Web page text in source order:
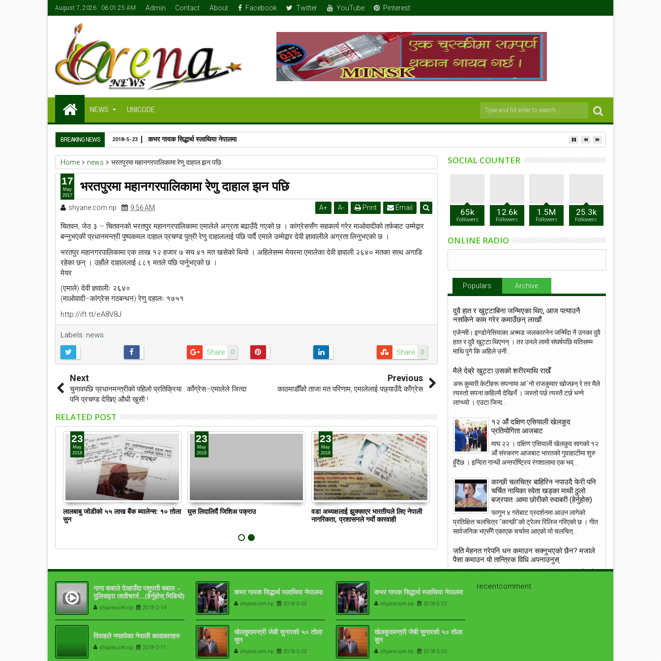
August 7, 2026 06:01:26 AM Admin Contact About Facebook Twitter YouTube Pinterest
NEWS UNICODE
BREAKING NEWS कभर गायक सिद्धार्थ स्लाथिया नेपालमा
2018-5-23
Home news भरतपुरमा महानगरपालिकामा रेणु दाहाल झन पछि
भरतपुरमा महानगरपालिकामा रेणु दाहाल झन पछि
shyane.com.np 9:56 AM A+ A- Print Email
चितवन, जेठ ३ – चितवनको भरतपुर महानगरपालिकामा एमालेले अग्रता बढाउँदै गएको छ । कांग्रेससँग सहकार्य गरेर माओवादीको तर्फबाट उम्मेद्वार
बन्नुभएकी प्रधानमन्त्री पुष्पकमल दाहाल प्रचण्ड पुत्री रेणु दाहाललाई पछि पार्दै एमाले उम्मेद्वार देवी ज्ञावालीले अग्रता लिनुभएको छ ।
भरतपुर महानगरपालिकामा एक लाख १२ हजार ७ सय ४१ मत खसेको थियो । अहिलेसम्म मेयरमा एमालेका देवी ज्ञवाली २६४० मतका साथ अगाडि
रहेका छन् । उहाँले दाहाललाई ८८९ मतले पछि पार्नुभएको छ ।
मेयर
(एमाले) देवी ज्ञवालीः २६४०
(माओवादी–कांग्रेस गठबन्धन) रेणु दहालः १७५१
http://ift.tt/eA8V8J
Labels: news
0
Share 0
Share
17
May
2017
Next
चुनावपछि प्रधानमन्त्रीको पहिलो प्रतिक्रिया : काँग्रेस–एमालेले जित्दा
पनि प्रचण्ड देखिए औधी खुसी !
Previous
काठमाडौँको ताजा मत परिणाम, एमालेलाई पछ्याउँदै काँग्रेस
RELATED POST
23
May
2018
लालबाबु जोडीको ५५ लाख बैंक ब्यालेन्स: १० तोला
सुन
23
May
2018
घुस लिदालिदैं जिशिअ पक्राउ
23
May
2018
वडा अध्यक्षलाई झुक्काएर भारतीयले लिए नेपाली
नागरिकता, प्रशासनले गर्याे कारवाही
23
2018
कांग्रेस उपसभापति निधि अमेरिकामा
May
2018
आइपीएल : हैदरावादलाई हराउँदै चेन्नाई
पटक फाइनलमा, फाप डु प्लेसिसको
ब्याटिङ
SOCIAL COUNTER
65k
Followers
12.6k
Followers
1.5M
Followers
25.3k
Followers
ONLINE RADIO
Populars Archive
दुवै हात र खुट्टाबिना जन्मिएका थिए, आज पत्याउनै
नसकिने काम गरेर कमाउँछन् लाखौं
एजेन्सी। इण्डोनेसियाका अच्मड जलकारनेन जन्मिँदा नै उनका दुवै
हात र दुवै खुट्टा थिएनन् । तर उनले लामो संघर्षपछि यतिसम्म
माथि पुगे कि अहिले उनी...
मैले देब्रे खुट्टा उसको शरीरमाथि राखेँ
अरू कुमारी केटीहरू सपनामा आˆनो राजकुमार खोज्छन् रे तर मैले
त्यस्तो सपना कहिल्यै देखिनँ । जस्तो पर्छ त्यस्तै टर्छ भन्ने
लाग्थ्यो । एउटा जिन्द...
१२ औं दक्षिण एसियाली खेलकुद
प्रतियोगिता आजबाट
माघ २२ । दक्षिण एसियाली खेलकुद सागको १२
औं संस्करण आजबाट भारतको गुवाहाटीमा शुरु
हुँदैछ । इन्दिरा गान्धी अन्तर्राष्ट्रिय रंगशालामा एक भव्...
कान्छी चलचित्र बाहिरिन नपाउदै फेरी पनि
चर्चित नायिका स्वेता खड्का माथी ठुलो
बज्रपात :आमा छोरीको रुवाबरी (हेर्नुहोस)
फागुन ४ गतेबाट प्रदर्शनमा आउन लागेको
प्रतिक्षित चलचित्र “कान्छी”को ट्रेलर रिलिज गरिएको छ । गीत
सार्वजनिक भएसँगै एकाएक चर्चामा आएको यो चलचित्...
जति मेहनत गरेपनि धन कमाउन सक्नुभएको छैन? मजाले
पैसा कमाउन यो तान्त्रिक विधि अपनाउनुस्
जति मेहनत गरेपनि धन कमाउन सक्नुभएको छैन भने तपाईंलाई
दिनदिनै २१ चोटि जप्नुस् । का...
विश्वलाई ततायो ! [फोटोफिचर]
ब्राह्लेस सेलिब्रिटी सेलिब्रिज का लागि उनको ब्रा छोड़ने बस्त्र
नागा बाबाले देखाउँदा पशुपती बबाल –
पुलिसद्वरा लाठीचार्ज…(हेर्नुहोस् भिडियो)
shyane.com.np 2018-2-14
विवाहले नफापेका नेपाली कलाकारहरु
shyane.com.np 2018-2-11
कभर गायक सिद्धार्थ स्लाथिया नेपालमा
shyane.com.np 2018-5-23
खेलकुदमन्त्री जेबी सुनारको ५० तोला
सुन
shyane.com.np 2018-5-23
कभर गायक सिद्धार्थ स्लाथिया नेपालमा
shyane.com.np 2018-5-23
खेलकुदमन्त्री जेबी सुनारको ५० तोला
सुन
shyane.com.np 2018-5-23
recentcomment